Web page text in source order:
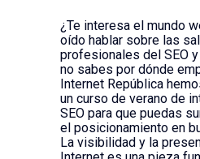
¿Te interesa el mundo
oído hablar sobre las
profesionales del SEO
no sabes por dónde
Internet República
un curso de verano de
SEO para que puedas
el posicionamiento en
La visibilidad y la